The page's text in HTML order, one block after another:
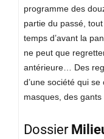
programme des
partie du passé,
temps d’avant la
ne peut que
antérieure… Des
d’une société qui
masques, des gants
Dossier